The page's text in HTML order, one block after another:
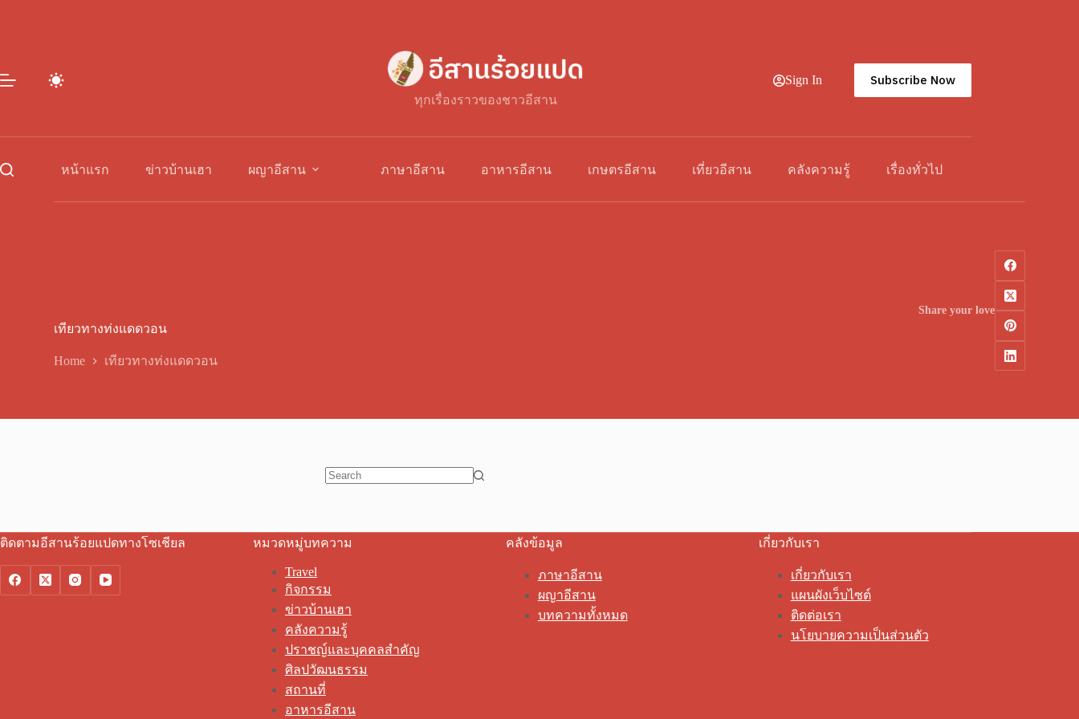
ทุกเรื่องราวของชาวอีสาน
Sign In Subscribe Now
หน้าแรก ข่าวบ้านเฮา ผญาอีสาน ภาษาอีสาน อาหารอีสาน เกษตรอีสาน เที่ยวอีสาน คลังความรู้ เรื่องทั่วไป
เทียวทางท่งแดดวอน
Home เทียวทางท่งแดดวอน
Share your love
ติดตามอีสานร้อยแปดทางโซเชียล หมวดหมู่บทความ
Travel
กิจกรรม
ข่าวบ้านเฮา
คลังความรู้
ปราชญ์และบุคคลสำคัญ
ศิลปวัฒนธรรม
สถานที่
อาหารอีสาน
คลังข้อมูล
ภาษาอีสาน
ผญาอีสาน
บทความทั้งหมด
เกี่ยวกับเรา
เกี่ยวกับเรา
แผนผังเว็บไซต์
ติดต่อเรา
นโยบายความเป็นส่วนตัว